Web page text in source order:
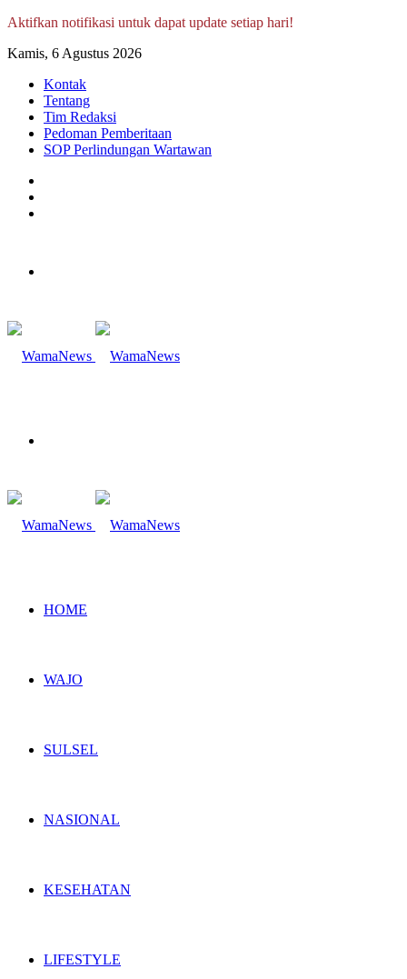
Aktifkan notifikasi untuk dapat update setiap hari!
Kamis, 6 Agustus 2026
Kontak
Tentang
Tim Redaksi
Pedoman Pemberitaan
SOP Perlindungan Wartawan
HOME
WAJO
SULSEL
NASIONAL
KESEHATAN
LIFESTYLE